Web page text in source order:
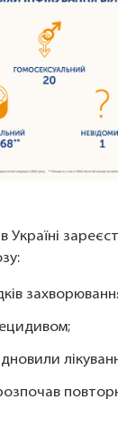
Україні